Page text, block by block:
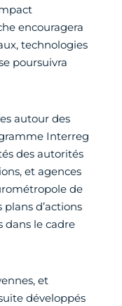
encouragera
technologies
poursuivra
autour des
Interreg
des autorités
et agences
de
d’actions
dans le cadre
et
développés